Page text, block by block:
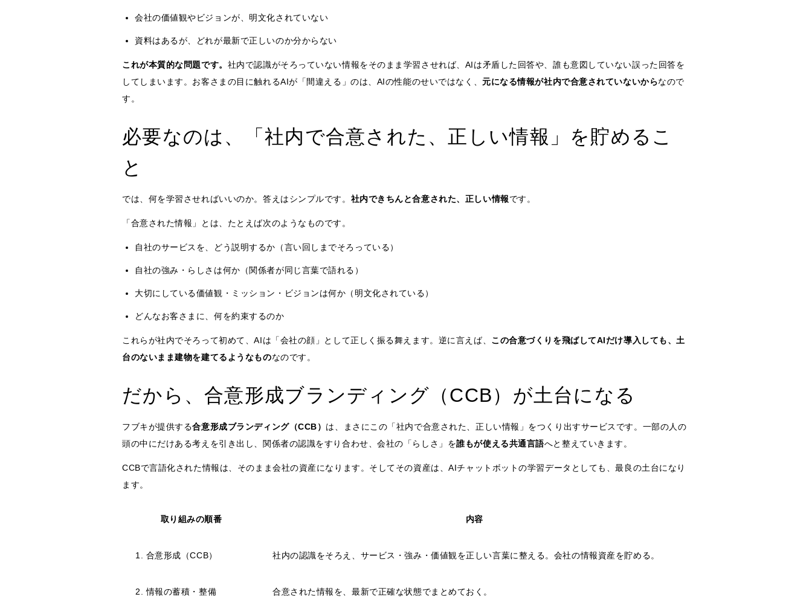
会社の価値観やビジョンが、明文化されていない
資料はあるが、どれが最新で正しいのか分からない
これが本質的な問題です。 社内で認識がそろっていない情報をそのまま学習させれば、AIは矛盾した回答や、誰も意図していない誤った回答を
してしまいます。お客さまの目に触れるAIが「間違える」のは、AIの性能のせいではなく、 元になる情報が社内で合意されていないからなので
す。
必要なのは、「社内で合意された、正しい情報」を貯めるこ
と
では、何を学習させればいいのか。答えはシンプルです。 社内できちんと合意された、正しい情報です。
「合意された情報」とは、たとえば次のようなものです。
自社のサービスを、どう説明するか（言い回しまでそろっている）
自社の強み・らしさは何か（関係者が同じ言葉で語れる）
大切にしている価値観・ミッション・ビジョンは何か（明文化されている）
どんなお客さまに、何を約束するのか
これらが社内でそろって初めて、AIは「会社の顔」として正しく振る舞えます。逆に言えば、 この合意づくりを飛ばしてAIだけ導入しても、土
台のないまま建物を建てるようなものなのです。
だから、合意形成ブランディング（CCB）が土台になる
フブキが提供する合意形成ブランディング（CCB） は、まさにこの「社内で合意された、正しい情報」をつくり出すサービスです。一部の人の
頭の中にだけある考えを引き出し、関係者の認識をすり合わせ、会社の「らしさ」を誰もが使える共通言語へと整えていきます。
CCBで言語化された情報は、そのまま会社の資産になります。そしてその資産は、AIチャットボットの学習データとしても、最良の土台になり
ます。
取り組みの順番 内容
1. 合意形成（CCB） 社内の認識をそろえ、サービス・強み・価値観を正しい言葉に整える。会社の情報資産を貯める。
2. 情報の蓄積・整備 合意された情報を、最新で正確な状態でまとめておく。